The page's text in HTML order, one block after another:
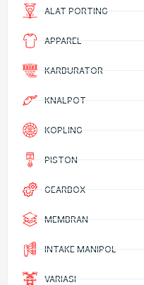
ALAT PORTING
APPAREL
KARBURATOR
KNALPOT
KOPLING
PISTON
GEARBOX
MEMBRAN
INTAKE MANIPOL
VARIASI